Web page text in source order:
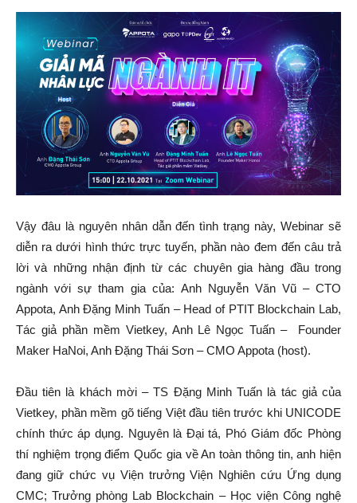
Vậy đâu là nguyên nhân dẫn đến tình trạng này, Webinar sẽ
diễn ra dưới hình thức trực tuyến, phần nào đem đến câu trả
lời và những nhận định từ các chuyên gia hàng đầu trong
ngành với sự tham gia của: Anh Nguyễn Văn Vũ – CTO
Appota, Anh Đặng Minh Tuấn – Head of PTIT Blockchain Lab,
Tác giả phần mềm Vietkey, Anh Lê Ngọc Tuấn – Founder
Maker HaNoi, Anh Đặng Thái Sơn – CMO Appota (host).
Đầu tiên là khách mời – TS Đặng Minh Tuấn là tác giả của
Vietkey, phần mềm gõ tiếng Việt đầu tiên trước khi UNICODE
chính thức áp dụng. Nguyên là Đại tá, Phó Giám đốc Phòng
thí nghiệm trọng điểm Quốc gia về An toàn thông tin, anh hiện
đang giữ chức vụ Viện trưởng Viện Nghiên cứu Ứng dụng
CMC; Trưởng phòng Lab Blockchain – Học viện Công nghệ